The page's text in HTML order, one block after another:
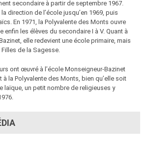
secondaire à partir de septembre 1967.
direction de l’école jusqu’en 1969, puis
En 1971, la Polyvalente des Monts ouvre
enfin les élèves du secondaire I à V. Quant à
elle redevient une école primaire, mais
de la Sagesse.
ont œuvré à l’école Monseigneur-Bazinet
à la Polyvalente des Monts, bien qu’elle soit
laïque, un petit nombre de religieuses y